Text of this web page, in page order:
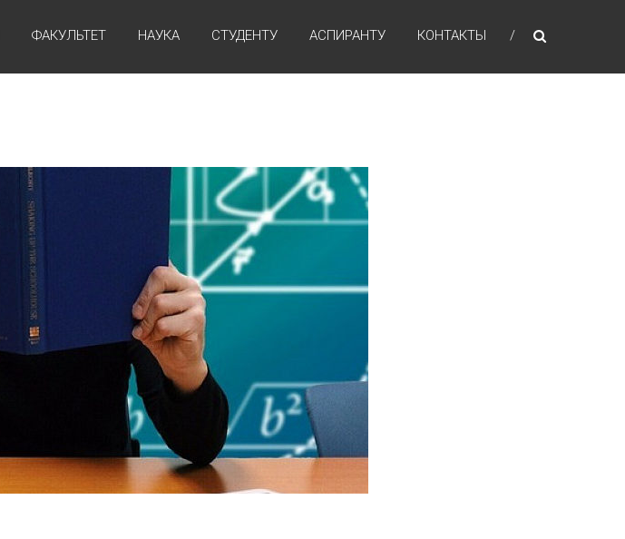
ФАКУЛЬТЕТ НАУКА СТУДЕНТУ АСПИРАНТУ КОНТАКТЫ